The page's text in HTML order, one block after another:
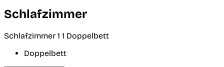
Schlafzimmer
Schlafzimmer 1 1 Doppelbett
Doppelbett